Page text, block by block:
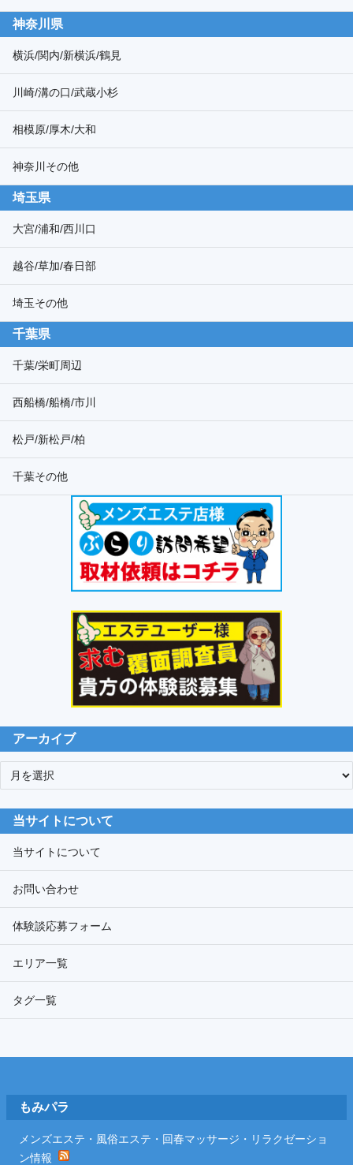
神奈川県
横浜/関内/新横浜/鶴見
川崎/溝の口/武蔵小杉
相模原/厚木/大和
神奈川その他
埼玉県
大宮/浦和/西川口
越谷/草加/春日部
埼玉その他
千葉県
千葉/栄町周辺
西船橋/船橋/市川
松戸/新松戸/柏
千葉その他
アーカイブ
ア
ー
カ
当サイトについて
当サイトについて
お問い合わせ
体験談応募フォーム
エリア一覧
タグ一覧
Footerもみパラ
メンズエステ・風俗エステ・回春マッサージ・リラクゼーショ
ン情報